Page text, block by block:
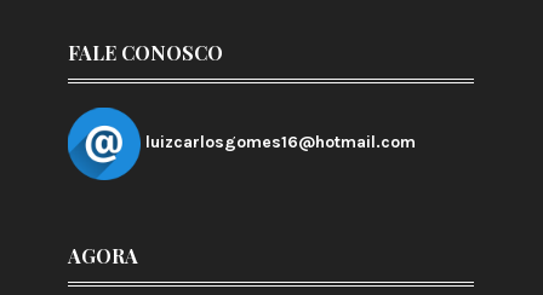
FALE CONOSCO
luizcarlosgomes16@hotmail.com
AGORA